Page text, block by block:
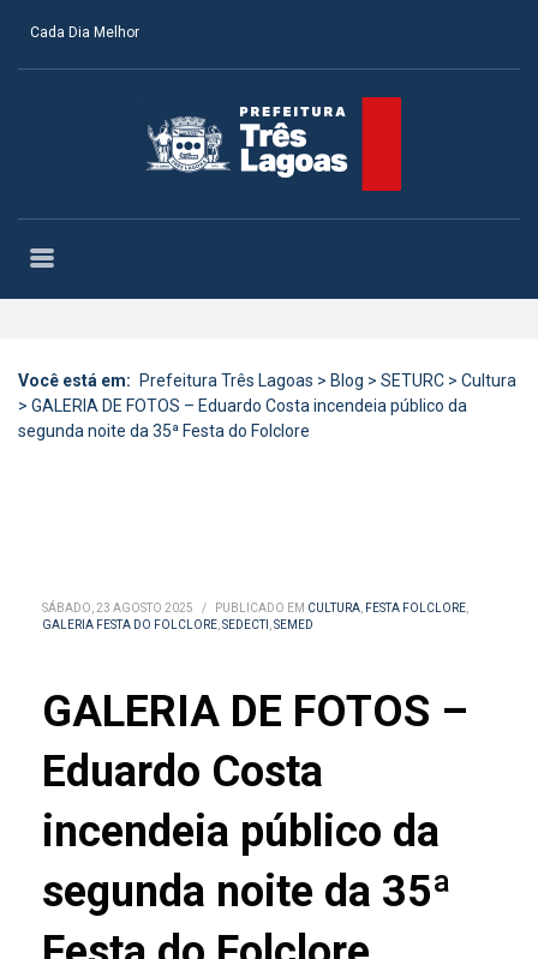
Cada Dia Melhor
Você está em: Prefeitura Três Lagoas > Blog > SETURC > Cultura
> GALERIA DE FOTOS – Eduardo Costa incendeia público da
segunda noite da 35ª Festa do Folclore
SÁBADO, 23 AGOSTO 2025 / PUBLICADO EM CULTURA, FESTA FOLCLORE,
GALERIA FESTA DO FOLCLORE,SEDECTI ,SEMED
GALERIA DE FOTOS –
Eduardo Costa
incendeia público da
segunda noite da 35ª